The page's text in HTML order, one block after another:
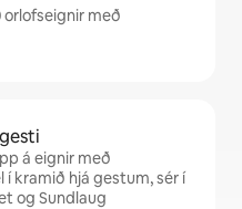
orlofseignir með
á eignir með
kramið hjá gestum, sér í
og Sundlaug